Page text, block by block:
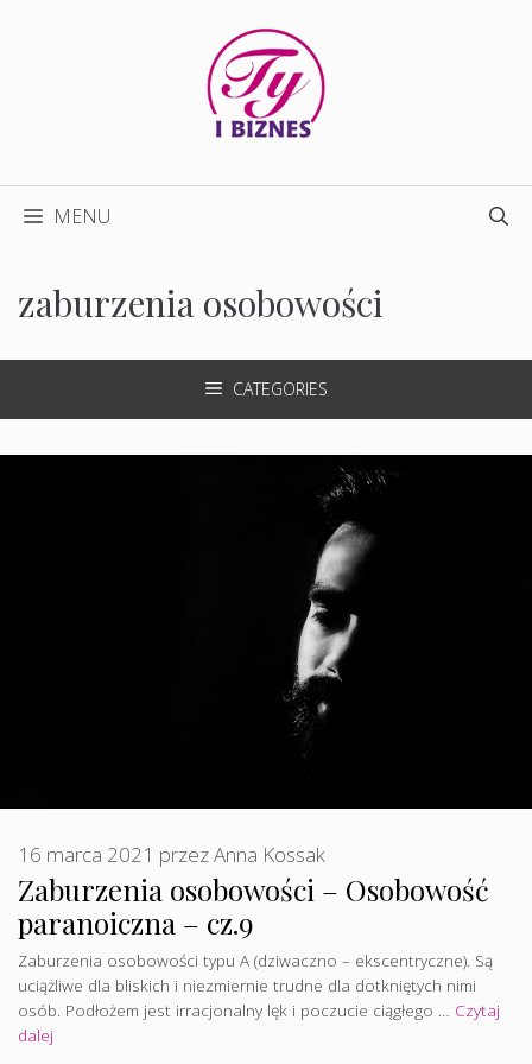
MENU
zaburzenia osobowości
CATEGORIES
Zaburzenia osobowości – Osobowość
paranoiczna – cz.9
16 marca 2021 przezAnna Kossak
Zaburzenia osobowości typu A (dziwaczno – ekscentryczne). Są
uciążliwe dla bliskich i niezmiernie trudne dla dotkniętych nimi
osób. Podłożem jest irracjonalny lęk i poczucie ciągłego … Czytaj
dalej